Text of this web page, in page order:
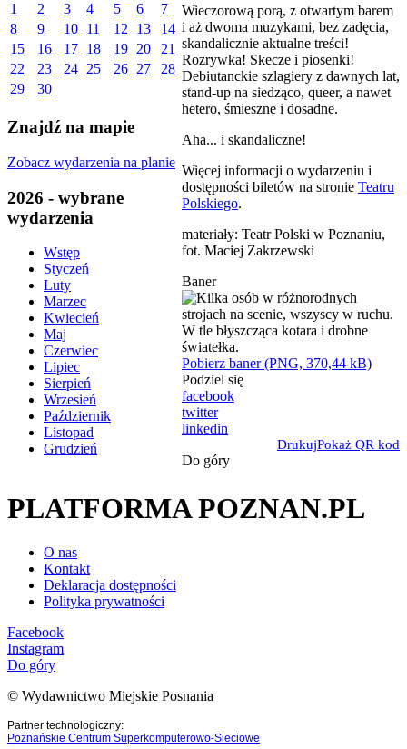
1
2 3 4 5 6
7
8
9 10 11 12 13
14
15
16 17 18 19 20
21
22
23 24 25 26 27
28
29
30
Znajdź na mapie
Zobacz wydarzenia na planie
2026 - wybrane
wydarzenia
Wstęp
Styczeń
Luty
Marzec
Kwiecień
Maj
Czerwiec
Lipiec
Sierpień
Wrzesień
Październik
Listopad
Grudzień
Wieczorową porą, z otwartym barem
i aż dwoma muzykami, bez zadęcia,
skandalicznie aktualne treści!
Rozrywka! Skecze i piosenki!
Debiutanckie szlagiery z dawnych lat,
stand-up na siedząco, queer, a nawet
hetero, śmieszne i dosadne.
Aha... i skandaliczne!
Więcej informacji o wydarzeniu i
dostępności biletów na stronie Teatru
Polskiego.
materiały: Teatr Polski w Poznaniu,
fot. Maciej Zakrzewski
Baner
Pobierz baner (PNG, 370,44 kB)
Podziel się
facebook
twitter
linkedin
DrukujPokaż QR kod
Do góry
PLATFORMA POZNAN.PL
O nas
Kontakt
Deklaracja dostępności
Polityka prywatności
Facebook
Instagram
Do góry
© Wydawnictwo Miejskie Posnania
Partner technologiczny:
Poznańskie Centrum Superkomputerowo-Sieciowe